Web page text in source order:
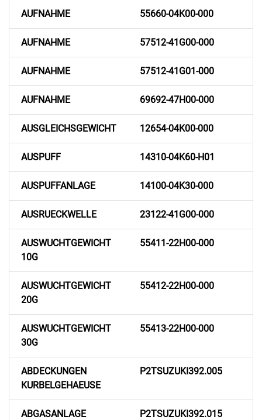
AUFNAHME 55660-04K00-000
AUFNAHME 57512-41G00-000
AUFNAHME 57512-41G01-000
AUFNAHME 69692-47H00-000
AUSGLEICHSGEWICHT 12654-04K00-000
AUSPUFF 14310-04K60-H01
AUSPUFFANLAGE 14100-04K30-000
AUSRUECKWELLE 23122-41G00-000
AUSWUCHTGEWICHT
10G
55411-22H00-000
AUSWUCHTGEWICHT
20G
55412-22H00-000
AUSWUCHTGEWICHT
30G
55413-22H00-000
ABDECKUNGEN
KURBELGEHAEUSE
P2TSUZUKI392.005
ABGASANLAGE P2TSUZUKI392.015